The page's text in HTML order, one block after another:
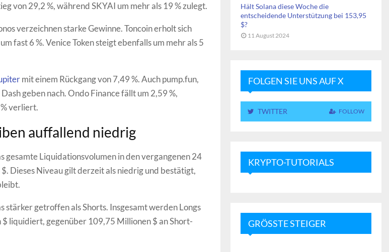
von 29,2 %, während SKYAI um mehr als 19 % zulegt.
verzeichnen starke Gewinne. Toncoin erholt sich
fast 6 %. Venice Token steigt ebenfalls um mehr als 5
mit einem Rückgang von 7,49 %. Auch pump.fun,
geben nach. Ondo Finance fällt um 2,59 %,
verliert.
auffallend niedrig
gesamte Liquidationsvolumen in den vergangenen 24
Dieses Niveau gilt derzeit als niedrig und bestätigt,
stärker getroffen als Shorts. Insgesamt werden Longs
liquidiert, gegenüber 109,75 Millionen $ an Short-
Hält Solana diese Woche die
entscheidende Unterstützung bei 153,95
$?
11 August 2024
FOLGEN SIE UNS AUF X
TWITTER FOLLOW
KRYPTO-TUTORIALS
GRÖSSTE STEIGER